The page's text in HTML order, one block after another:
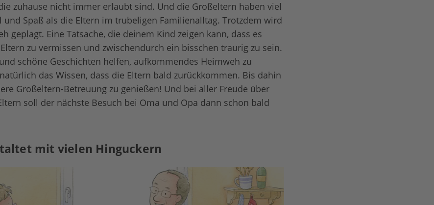
zuhause nicht immer erlaubt sind. Und die Großeltern haben viel
und Spaß als die Eltern im trubeligen Familienalltag. Trotzdem wird
geplagt. Eine Tatsache, die deinem Kind zeigen kann, dass es
zu vermissen und zwischendurch ein bisschen traurig zu sein.
schöne Geschichten helfen, aufkommendes Heimweh zu
das Wissen, dass die Eltern bald zurückkommen. Bis dahin
Großeltern-Betreuung zu genießen! Und bei aller Freude über
soll der nächste Besuch bei Oma und Opa dann schon bald
mit vielen Hinguckern